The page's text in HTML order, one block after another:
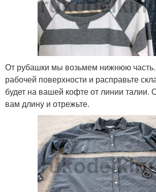
От рубашки мы возьмем нижнюю
рабочей поверхности и расправьте
будет на вашей кофте от линии талии.
вам длину и отрежьте.